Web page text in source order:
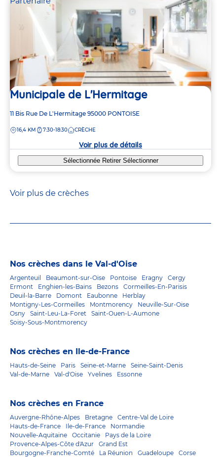
Municipale de L'Hermitage
Adresse
la
11 Bis Rue De L'Hermitage 95000 PONTOISE
DISTANCE
16,4 KM 7:30-18:30 CRÈCHE
Voir plus de détails
Sélectionnée Retirer Sélectionner
Voir plus de crèches
Nos crèches dans le Val-d'Oise
Argenteuil Beaumont-sur-Oise Pontoise Eragny
Cergy
Ermont
Enghien-les-Bains Bezons
Cormeilles-En-Parisis
Deuil-la-Barre
Domont Eaubonne
Herblay
Montigny-Les-Cormeilles
Montmorency
Neuville-Sur-Oise
Osny
Saint-Leu-La-Foret
Saint-Ouen-L-Aumone
Soisy-Sous-Montmorency
Nos crèches en Ile-de-France
Hauts-de-Seine Paris Seine-et-Marne
Seine-Saint-Denis
Val-de-Marne
Val-d'Oise Yvelines Essonne
Nos crèches en France
Auvergne-Rhône-Alpes Bretagne
Centre-Val de Loire
Hauts-de-France
Ile-de-France
Normandie
Nouvelle-Aquitaine
Occitanie
Pays de la Loire
Provence-Alpes-Côte d'Azur
Grand Est
Bourgogne-Franche-Comté
La Réunion Guadeloupe Corse